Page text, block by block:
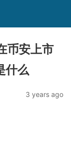
币安上市
什么
3 years ago